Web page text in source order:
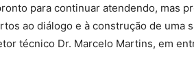
para continuar atendendo, mas
ao diálogo e à construção de uma
técnico Dr. Marcelo Martins, em